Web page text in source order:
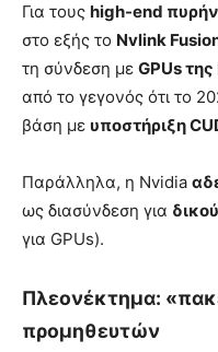
Για τους high-end
στο εξής το Nvlink
τη σύνδεση με GPUs
από το γεγονός ότι το
βάση με υποστήριξη
Παράλληλα, η Nvidia
ως διασύνδεση για
για GPUs).
Πλεονέκτημα:
προμηθευτών